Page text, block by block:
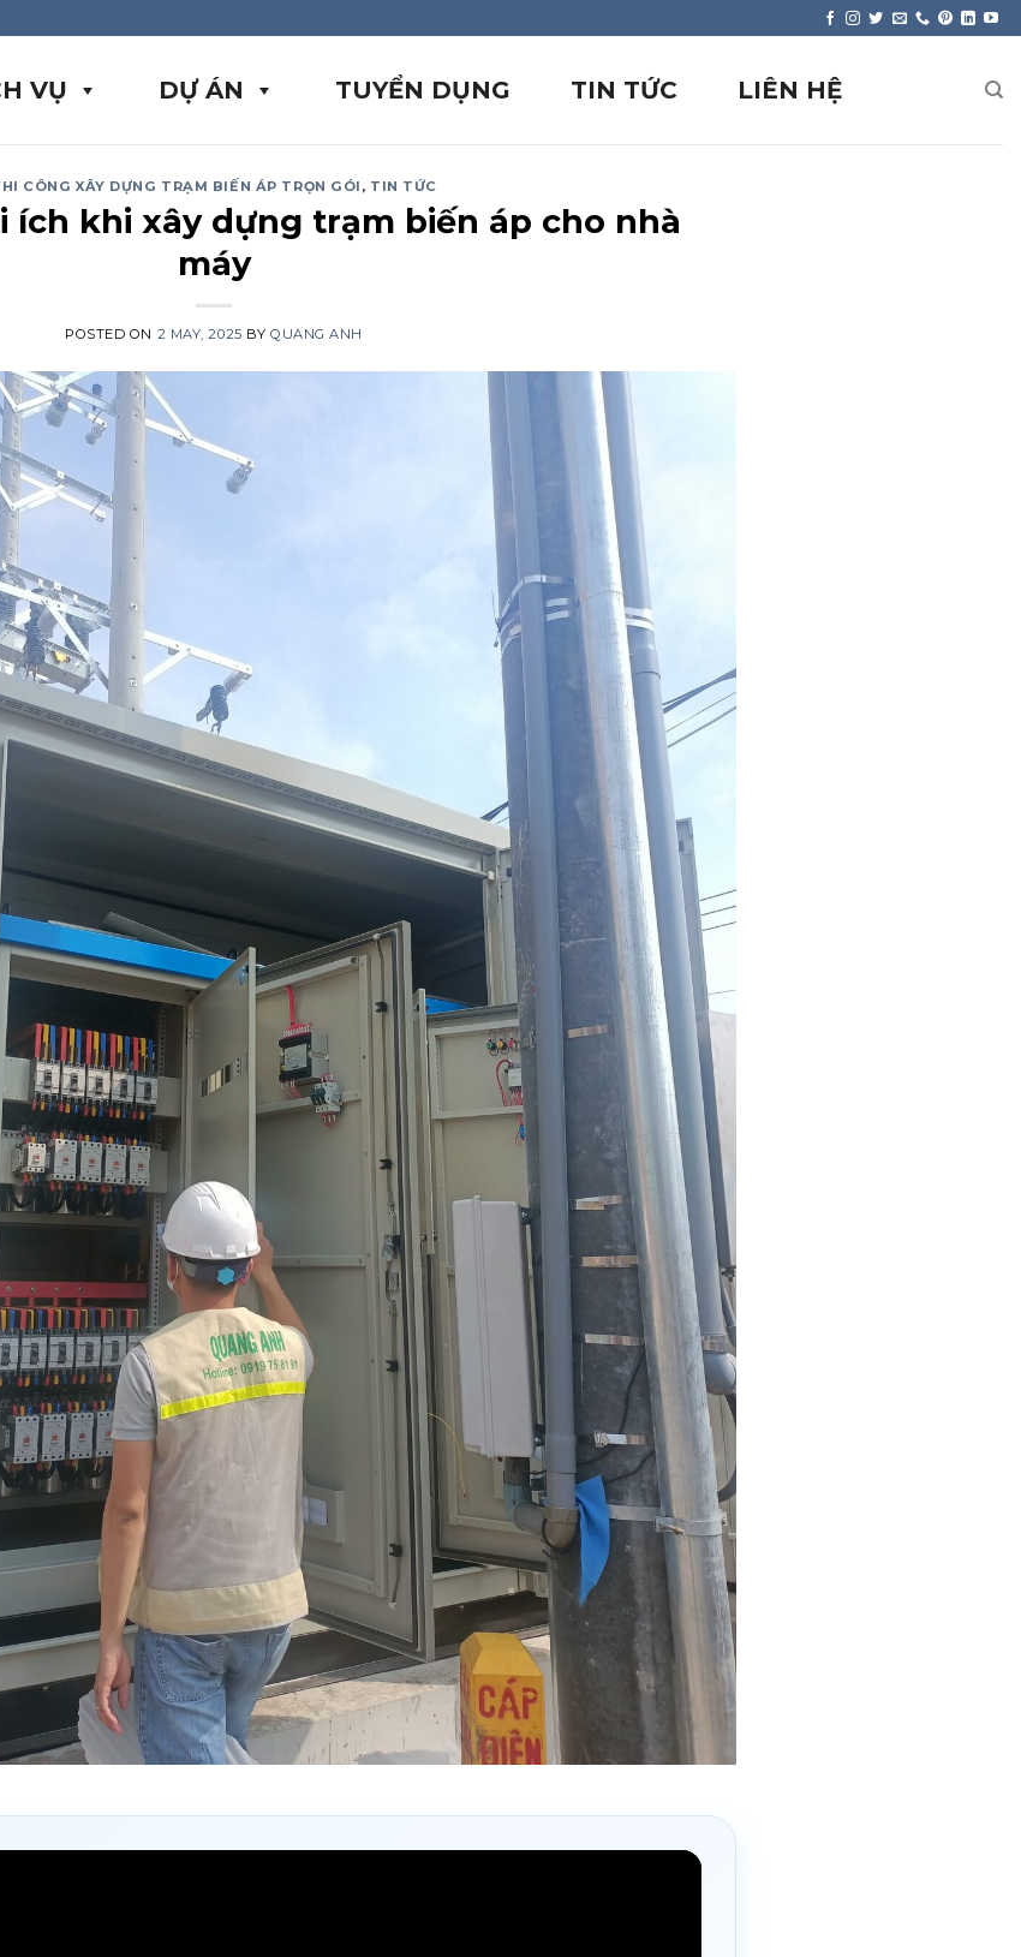
VỤ DỰ ÁN TUYỂN DỤNG TIN TỨC LIÊN HỆ
CÔNG XÂY DỰNG TRẠM BIẾN ÁP TRỌN GÓI , TIN TỨC
ích khi xây dựng trạm biến áp cho nhà
máy
POSTED ON 2 MAY, 2025 BY QUANG ANH